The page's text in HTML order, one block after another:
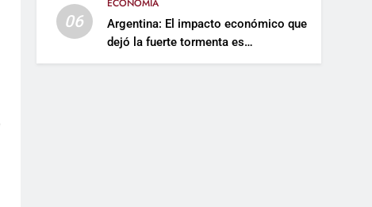
06
ECONOMÍA
Argentina: El impacto económico que
dejó la fuerte tormenta es
incalculable